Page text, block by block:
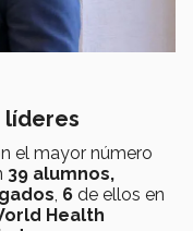
líderes
el mayor número
39 alumnos,
, 6 de ellos en
Health